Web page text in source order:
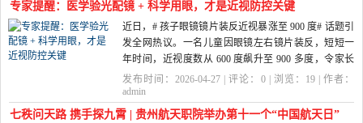
专家提醒：医学验光配镜 + 科学用眼，才是近视防控关键
近日，# 孩子眼镜镜片装反近视暴涨至 900 度# 话题引
发全网热议。一名儿童因眼镜左右镜片装反，短短一
年时间，近视度数从 600 度飙升至 900 多度，令家长
追悔莫及。针对儿童配镜安...
发布时间：2026-04-27 | 评论： 0| 浏览： 19| 作者：
admin
七秩问天路 携手探九霄 | 贵州航天职院举办第十一个“中国航天日”